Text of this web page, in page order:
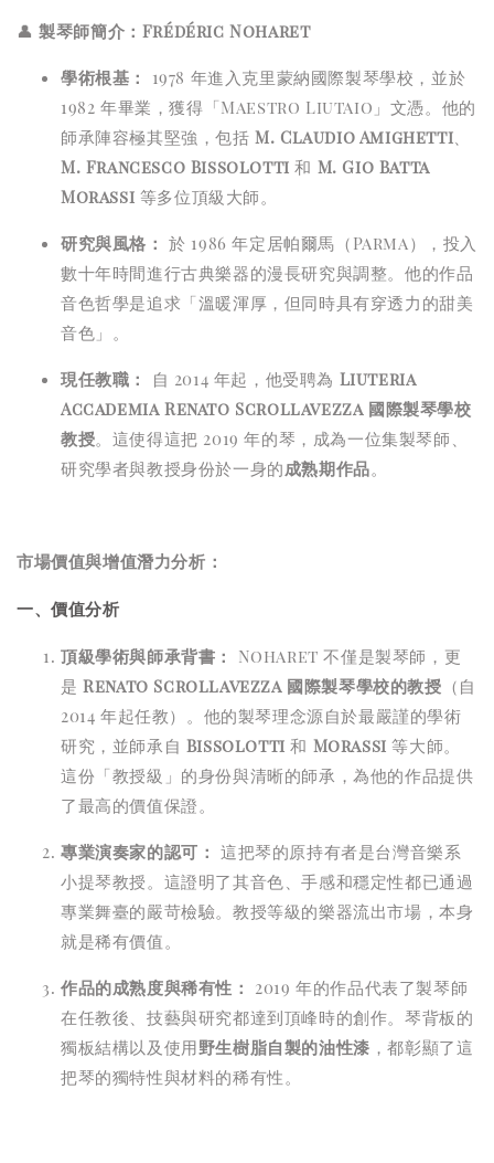
👤製琴師簡介： Frédéric Noharet
學術根基：
1978 年進入克里蒙納國際製琴學校，並於
1982 年畢業，獲得「Maestro Liutaio」文憑。他的
師承陣容極其堅強，包括M. Claudio Amighetti、
M. Francesco Bissolotti 和 M. Gio Batta
Morassi 等多位頂級大師。
研究與風格： 於 1986 年定居帕爾馬（Parma），投入
數十年時間進行古典樂器的漫長研究與調整。他的作品
音色哲學是追求「溫暖渾厚，但同時具有穿透力的甜美
音色」。
現任教職： 自 2014 年起，他受聘為 Liuteria
Accademia Renato Scrollavezza 國際製琴學校
教授。這使得這把 2019 年的琴，成為一位集製琴師、
研究學者與教授身份於一身的成熟期作品。
市場價值與增值潛力分析：
一、價值分析
頂級學術與師承背書：
Noharet 不僅是製琴師，更
是Renato Scrollavezza 國際製琴學校的教授 （自
2014 年起任教）。他的製琴理念源自於最嚴謹的學術
研究，並師承自 Bissolotti 和 Morassi 等大師。
這份「教授級」的身份與清晰的師承，為他的作品提供
了最高的價值保證。
專業演奏家的認可： 這把琴的原持有者是台灣音樂系
小提琴教授。這證明了其音色、手感和穩定性都已通過
專業舞臺的嚴苛檢驗。教授等級的樂器流出市場，本身
就是稀有價值。
作品的成熟度與稀有性： 2019 年的作品代表了製琴師
在任教後、技藝與研究都達到頂峰時的創作。琴背板的
獨板結構以及使用野生樹脂自製的油性漆 ，都彰顯了這
把琴的獨特性與材料的稀有性。